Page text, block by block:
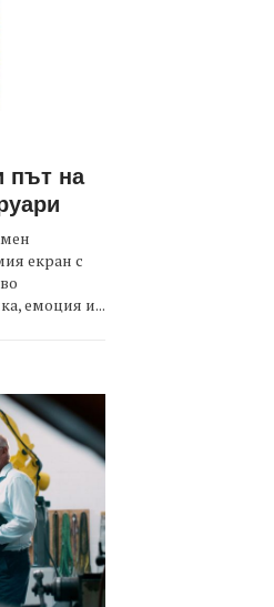
път на
екран с
емоция и...